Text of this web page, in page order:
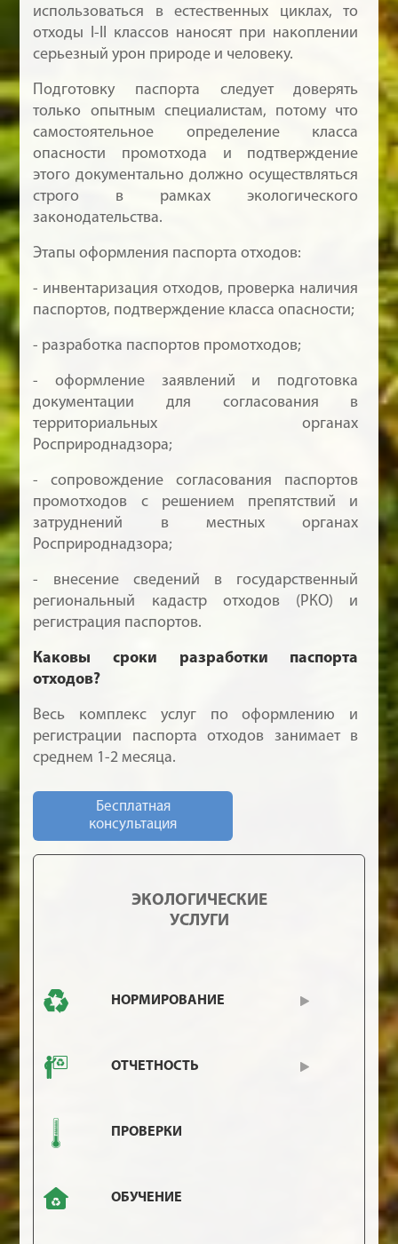
использоваться в естественных циклах, то
отходы I-II классов наносят при накоплении
серьезный урон природе и человеку.
Подготовку паспорта следует доверять
только опытным специалистам, потому что
самостоятельное определение класса
опасности промотхода и подтверждение
этого документально должно осуществляться
строго в рамках экологического
законодательства.
Этапы оформления паспорта отходов:
- инвентаризация отходов, проверка наличия
паспортов, подтверждение класса опасности;
- разработка паспортов промотходов;
- оформление заявлений и подготовка
документации для согласования в
территориальных органах
Росприроднадзора;
- сопровождение согласования паспортов
промотходов с решением препятствий и
затруднений в местных органах
Росприроднадзора;
- внесение сведений в государственный
региональный кадастр отходов (РКО) и
регистрация паспортов.
Каковы сроки разработки паспорта
отходов?
Весь комплекс услуг по оформлению и
регистрации паспорта отходов занимает в
среднем 1-2 месяца.
Бесплатная
консультация
ЭКОЛОГИЧЕСКИЕ
УСЛУГИ
НОРМИРОВАНИЕ
ОТЧЕТНОСТЬ
ПРОВЕРКИ
ОБУЧЕНИЕ